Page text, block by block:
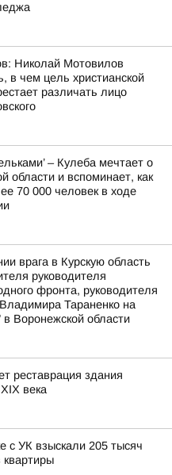
Николай Мотовилов
в чем цель христианской
различать лицо
– Кулеба мечтает о
области и вспоминает, как
70 000 человек в ходе
врага в Курскую область
руководителя
фронта, руководителя
Тараненко на
Воронежской области
реставрация здания
века
с УК взыскали 205 тысяч
квартиры